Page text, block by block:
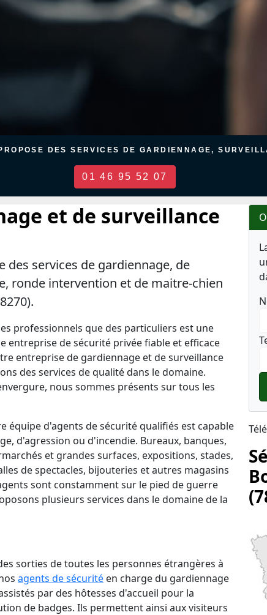
DES SERVICES DE GARDIENNAGE,
01 46 95 52 07
et de surveillance
des services de gardiennage, de
ronde intervention et de maitre-chien
professionnels que des particuliers est une
entreprise de sécurité privée fiable et efficace
entreprise de gardiennage et de surveillance
des services de qualité dans le domaine.
nous sommes présents sur tous les
équipe d'agents de sécurité qualifiés est capable
d'agression ou d'incendie. Bureaux, banques,
et grandes surfaces, expositions, stades,
de spectacles, bijouteries et autres magasins
sont constamment sur le pied de guerre
plusieurs services dans le domaine de la
sorties de toutes les personnes étrangères à
agents de sécurité en charge du gardiennage
par des hôtesses d'accueil pour la
de badges. Ils permettent ainsi aux visiteurs